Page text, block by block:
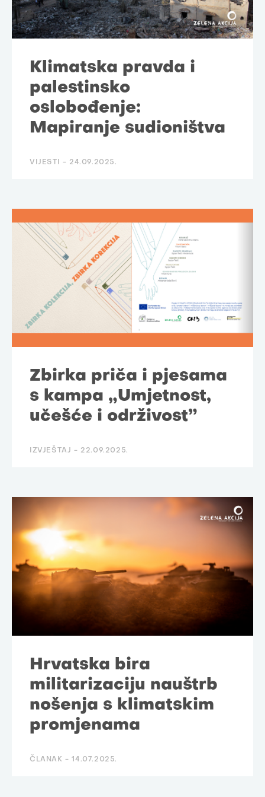
Klimatska pravda i
palestinsko
oslobođenje:
Mapiranje sudioništva
VIJESTI - 24.09.2025.
Zbirka priča i pjesama
s kampa „Umjetnost,
učešće i održivost”
IZVJEŠTAJ - 22.09.2025.
Hrvatska bira
militarizaciju nauštrb
nošenja s klimatskim
promjenama
ČLANAK -14.07.2025.